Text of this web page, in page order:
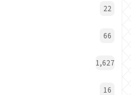
22
66
1,627
16